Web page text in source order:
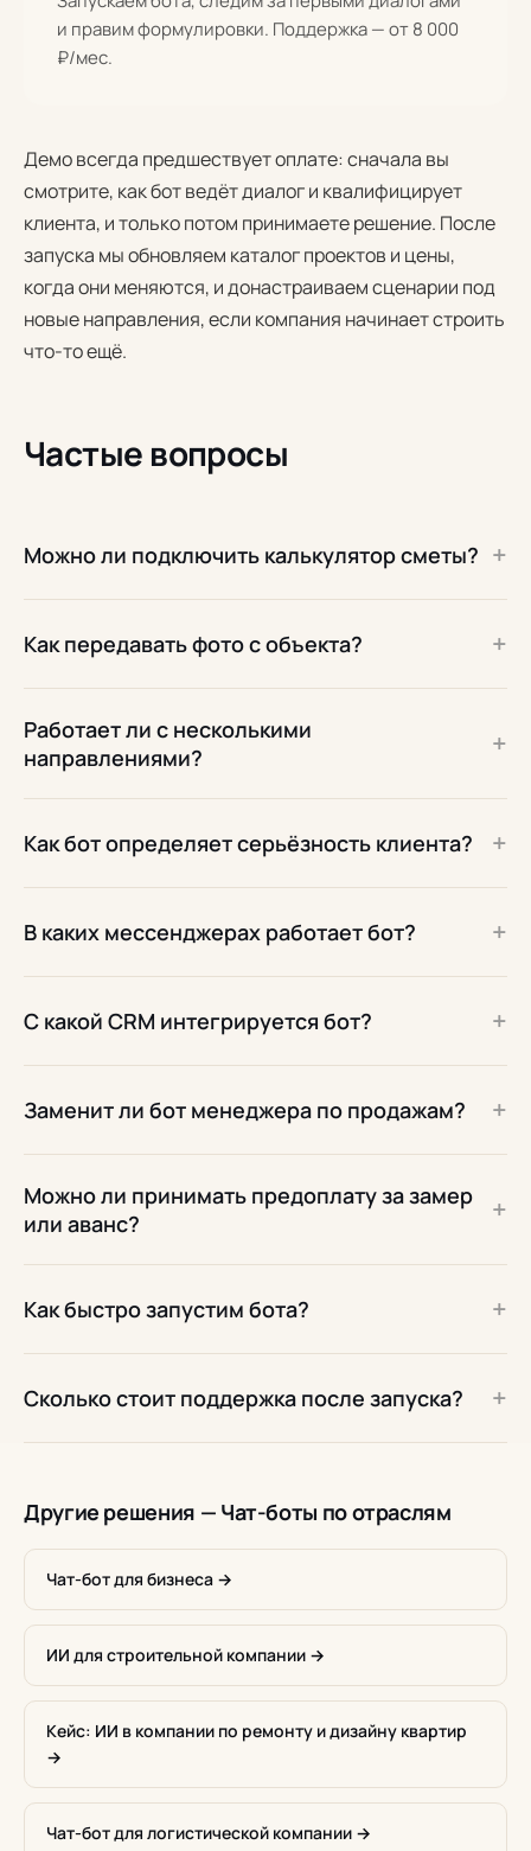
и правим формулировки. Поддержка — от 8 000
₽/мес.
Демо всегда предшествует оплате: сначала вы
смотрите, как бот ведёт диалог и квалифицирует
клиента, и только потом принимаете решение. После
запуска мы обновляем каталог проектов и цены,
когда они меняются, и донастраиваем сценарии под
новые направления, если компания начинает строить
что-то ещё.
Частые вопросы
Можно ли подключить калькулятор сметы? +
Как передавать фото с объекта? +
Работает ли с несколькими
направлениями?
+
Как бот определяет серьёзность клиента? +
В каких мессенджерах работает бот? +
С какой CRM интегрируется бот? +
Заменит ли бот менеджера по продажам? +
Можно ли принимать предоплату за замер
или аванс?
+
Как быстро запустим бота? +
Сколько стоит поддержка после запуска? +
Другие решения — Чат-боты по отраслям
Чат-бот для бизнеса →
ИИ для строительной компании →
Кейс: ИИ в компании по ремонту и дизайну квартир
→
Чат-бот для логистической компании →